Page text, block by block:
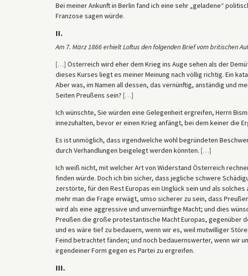
Bei meiner Ankunft in Berlin fand ich eine sehr „geladene“
Franzose sagen würde.
II.
Am 7. März 1866 erhielt Loftus den folgenden Brief vom britischen
[…] Österreich wird eher dem Krieg ins Auge sehen als der
dieses Kurses liegt es meiner Meinung nach völlig richtig. Ein
Aber was, im Namen all dessen, das vernünftig, anständig und
Seiten Preußens sein? […]
Ich wünschte, Sie würden eine Gelegenheit ergreifen, Herrn
innezuhalten, bevor er einen Krieg anfängt, bei dem keiner die
Es ist unmöglich, dass irgendwelche wohl begründeten
durch Verhandlungen beigelegt werden könnten. […]
Ich weiß nicht, mit welcher Art von Widerstand Österreich
finden würde. Doch ich bin sicher, dass jegliche schwere
zerstörte, für den Rest Europas ein Unglück sein und als
mehr man die Frage erwägt, umso sicherer zu sein, dass
wird als eine aggressive und unvernünftige Macht; und dies
Preußen die große protestantische Macht Europas, gegenüber
und es wäre tief zu bedauern, wenn wir es, weil mutwilliger
Feind betrachtet fänden; und noch bedauernswerter, wenn wir
irgendeiner Form gegen es Partei zu ergreifen.
III.